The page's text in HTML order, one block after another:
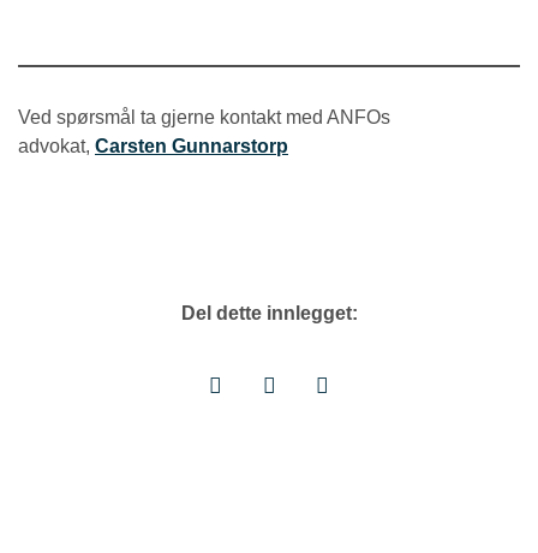
Ved spørsmål ta gjerne kontakt med ANFOs
advokat, Carsten Gunnarstorp
Del dette innlegget: